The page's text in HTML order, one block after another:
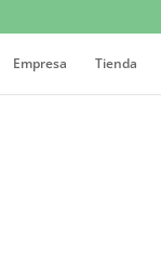
Empresa Tienda